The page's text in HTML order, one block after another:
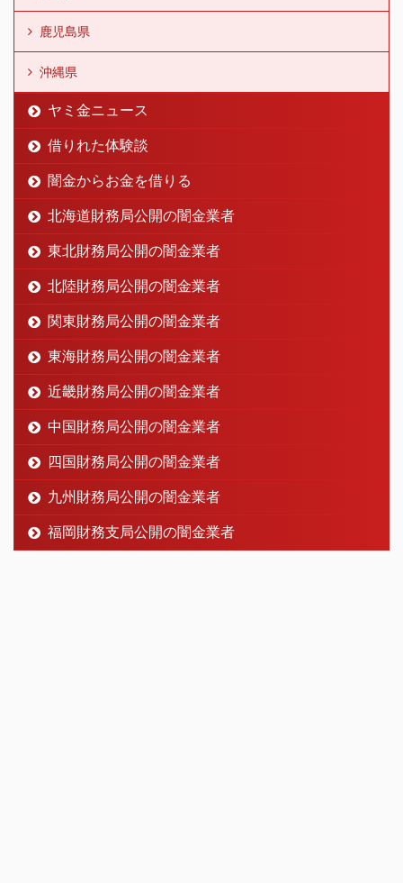
鹿児島県
沖縄県
ヤミ金ニュース
借りれた体験談
闇金からお金を借りる
北海道財務局公開の闇金業者
東北財務局公開の闇金業者
北陸財務局公開の闇金業者
関東財務局公開の闇金業者
東海財務局公開の闇金業者
近畿財務局公開の闇金業者
中国財務局公開の闇金業者
四国財務局公開の闇金業者
九州財務局公開の闇金業者
福岡財務支局公開の闇金業者